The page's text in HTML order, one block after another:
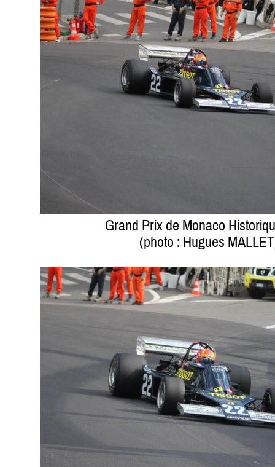
Grand Prix de Monaco
(photo : Hugues